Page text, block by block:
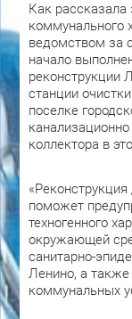
Как
коммунального
ведомством за
начало
реконструкции
станции
поселке
коллектора в
поможет
техногенного
окружающей
санитарно-
Ленино, а
коммунальных